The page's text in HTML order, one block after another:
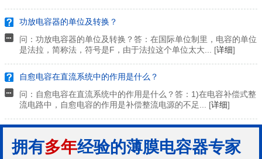
功放电容器的单位及转换？
问：功放电容器的单位及转换？答：在国际单位制里，电容的单位
是法拉，简称法，符号是F，由于法拉这个单位太大... [详细]
自愈电容在直流系统中的作用是什么？
问：自愈电容在直流系统中的作用是什么？答：1)在电容补偿式整
流电路中，自愈电容的作用是补偿整流电源的不足... [详细]
拥有多年经验的薄膜电容器专家